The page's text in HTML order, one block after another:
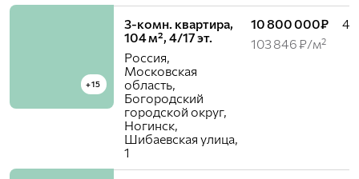
+15
3-комн. квартира,
104 м², 4/17 эт.
Россия,
Московская
область,
Богородский
городской округ,
Ногинск,
Шибаевская улица,
1
10 800 000₽
103 846 ₽/м²
4 /